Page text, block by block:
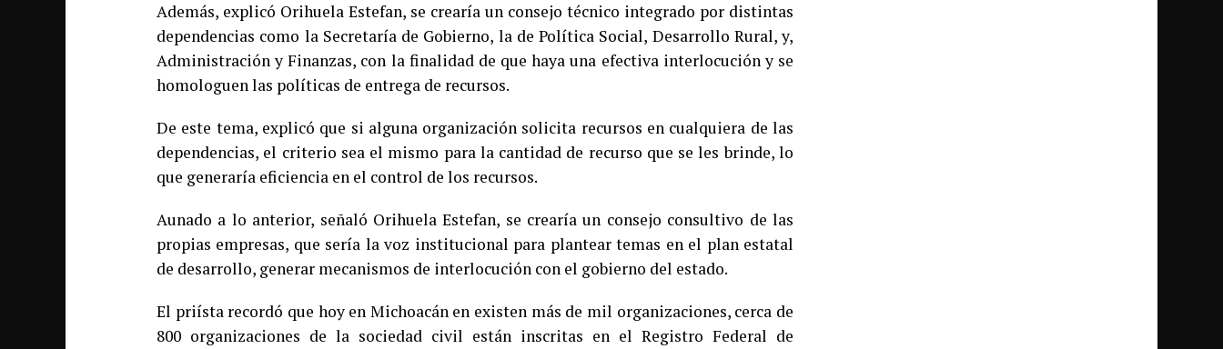
Además, explicó Orihuela Estefan, se crearía un consejo técnico integrado por distintas
dependencias como la Secretaría de Gobierno, la de Política Social, Desarrollo Rural, y,
Administración y Finanzas, con la finalidad de que haya una efectiva interlocución y se
homologuen las políticas de entrega de recursos.
De este tema, explicó que si alguna organización solicita recursos en cualquiera de las
dependencias, el criterio sea el mismo para la cantidad de recurso que se les brinde, lo
que generaría eficiencia en el control de los recursos.
Aunado a lo anterior, señaló Orihuela Estefan, se crearía un consejo consultivo de las
propias empresas, que sería la voz institucional para plantear temas en el plan estatal
de desarrollo, generar mecanismos de interlocución con el gobierno del estado.
El priísta recordó que hoy en Michoacán en existen más de mil organizaciones, cerca de
800 organizaciones de la sociedad civil están inscritas en el Registro Federal de